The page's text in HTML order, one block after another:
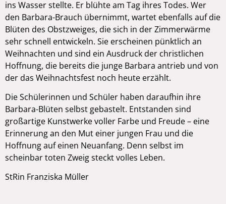
ins Wasser stellte. Er blühte am Tag ihres Todes. Wer
den Barbara-Brauch übernimmt, wartet ebenfalls auf die
Blüten des Obstzweiges, die sich in der Zimmerwärme
sehr schnell entwickeln. Sie erscheinen pünktlich an
Weihnachten und sind ein Ausdruck der christlichen
Hoffnung, die bereits die junge Barbara antrieb und von
der das Weihnachtsfest noch heute erzählt.
Die Schülerinnen und Schüler haben daraufhin ihre
Barbara-Blüten selbst gebastelt. Entstanden sind
großartige Kunstwerke voller Farbe und Freude – eine
Erinnerung an den Mut einer jungen Frau und die
Hoffnung auf einen Neuanfang. Denn selbst im
scheinbar toten Zweig steckt volles Leben.
StRin Franziska Müller